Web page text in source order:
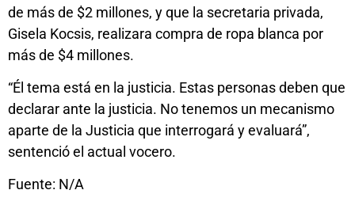
de más de $2 millones, y que la secretaria privada,
Gisela Kocsis, realizara compra de ropa blanca por
más de $4 millones.
“Él tema está en la justicia. Estas personas deben que
declarar ante la justicia. No tenemos un mecanismo
aparte de la Justicia que interrogará y evaluará”,
sentenció el actual vocero.
Fuente: N/A